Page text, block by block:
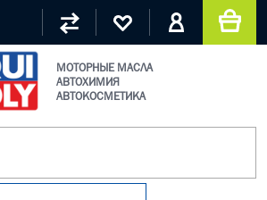
МОТОРНЫЕ МАСЛА
АВТОХИМИЯ
АВТОКОСМЕТИКА